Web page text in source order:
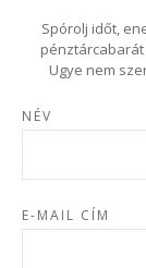
Spórolj időt,
Ugye nem
NÉV
E-MAIL CÍM